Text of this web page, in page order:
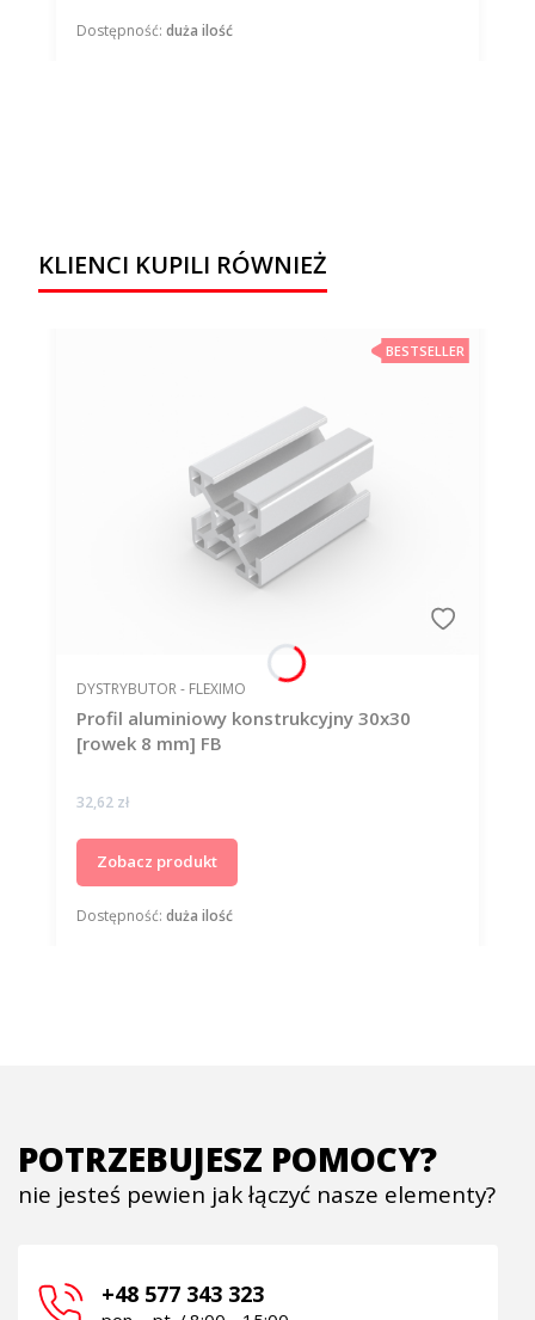
Dostępność: duża ilość
KLIENCI KUPILI RÓWNIEŻ
BESTSELLER
Profil aluminiowy konstrukcyjny 30x30
[rowek 8 mm] FB
PRODUCENT
DYSTRYBUTOR - FLEXIMO
Cena
32,62 zł
Zobacz produkt
Dostępność: duża ilość
POTRZEBUJESZ POMOCY?
nie jesteś pewien jak łączyć nasze elementy?
+48 577 343 323